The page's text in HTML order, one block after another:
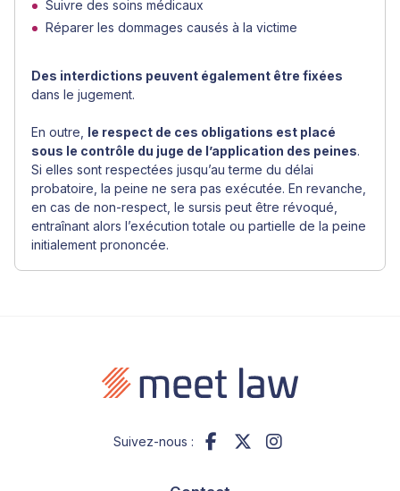
Suivre des soins médicaux
Réparer les dommages causés à la victime
Des interdictions peuvent également être fixées
dans le jugement.
En outre, le respect de ces obligations est placé
sous le contrôle du juge de l’application des peines.
Si elles sont respectées jusqu’au terme du délai
probatoire, la peine ne sera pas exécutée. En revanche,
en cas de non-respect, le sursis peut être révoqué,
entraînant alors l’exécution totale ou partielle de la peine
initialement prononcée.
Suivez-nous :